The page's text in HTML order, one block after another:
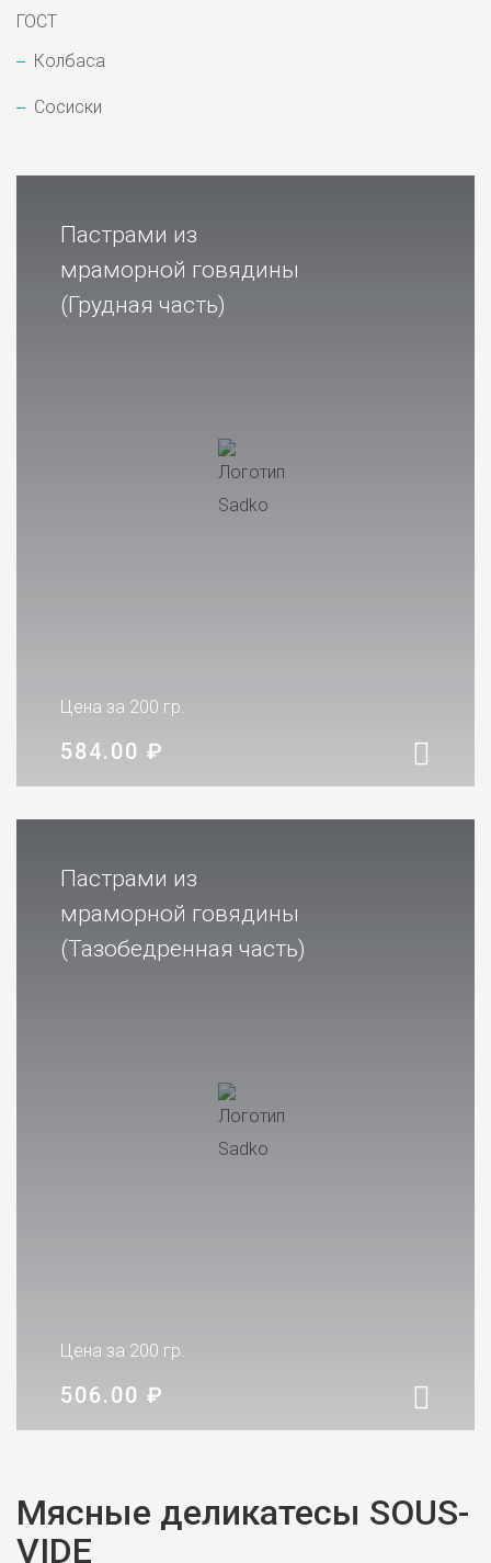
Пастрами из
мраморной говядины
(Грудная часть)
Цена за 200 гр.
584.00 ₽
Пастрами из
мраморной говядины
(Тазобедренная часть)
Цена за 200 гр.
506.00 ₽
ГОСТ
Колбаса
Сосиски
Мясные деликатесы SOUS-
VIDE